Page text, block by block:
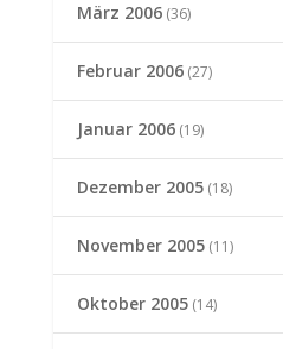
März 2006(36)
Februar 2006(27)
Januar 2006(19)
Dezember 2005(18)
November 2005(11)
Oktober 2005(14)